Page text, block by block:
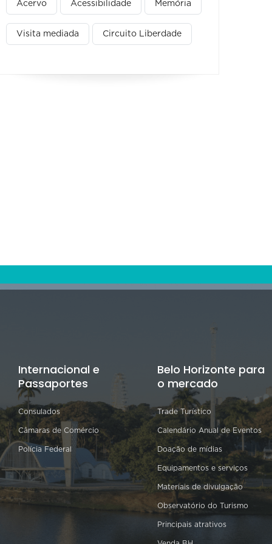
Acervo Acessibilidade Memória
Visita mediada Circuito Liberdade
Internacional e
Passaportes
Consulados
Câmaras de Comércio
Polícia Federal
Belo Horizonte para
o mercado
Trade Turístico
Calendário Anual de Eventos
Doação de mídias
Equipamentos e serviços
Materiais de divulgação
Observatório do Turismo
Principais atrativos